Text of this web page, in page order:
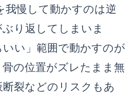
我慢して動かすのは逆
り返してしまいま
い」範囲で動かすのが
の位置がズレたまま無
裂などのリスクもあ